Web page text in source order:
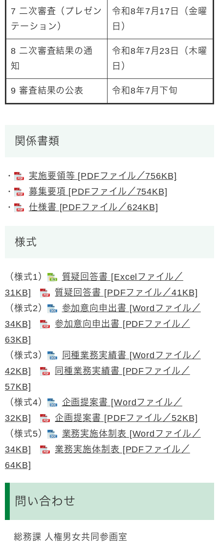
7 二次審査（プレゼン
テーション）
令和8年7月17日（金曜
日）
8 二次審査結果の通
知
令和8年7月23日（木曜
日）
9 審査結果の公表 令和8年7月下旬
関係書類
・
実施要領等 [PDFファイル／756KB]
・
募集要項 [PDFファイル／754KB]
・
仕様書 [PDFファイル／624KB]
様式
（様式1）
質疑回答書 [Excelファイル／
31KB]
質疑回答書 [PDFファイル／41KB]
（様式2）
参加意向申出書 [Wordファイル／
34KB]
参加意向申出書 [PDFファイル／
63KB]
（様式3）
同種業務実績書 [Wordファイル／
42KB]
同種業務実績書 [PDFファイル／
57KB]
（様式4）
企画提案書 [Wordファイル／
32KB]
企画提案書 [PDFファイル／52KB]
（様式5）
業務実施体制表 [Wordファイル／
34KB]
業務実施体制表 [PDFファイル／
64KB]
問い合わせ
総務課 人権男女共同参画室